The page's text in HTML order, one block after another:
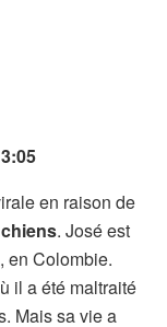
en raison de
. José est
en Colombie.
il a été maltraité
Mais sa vie a